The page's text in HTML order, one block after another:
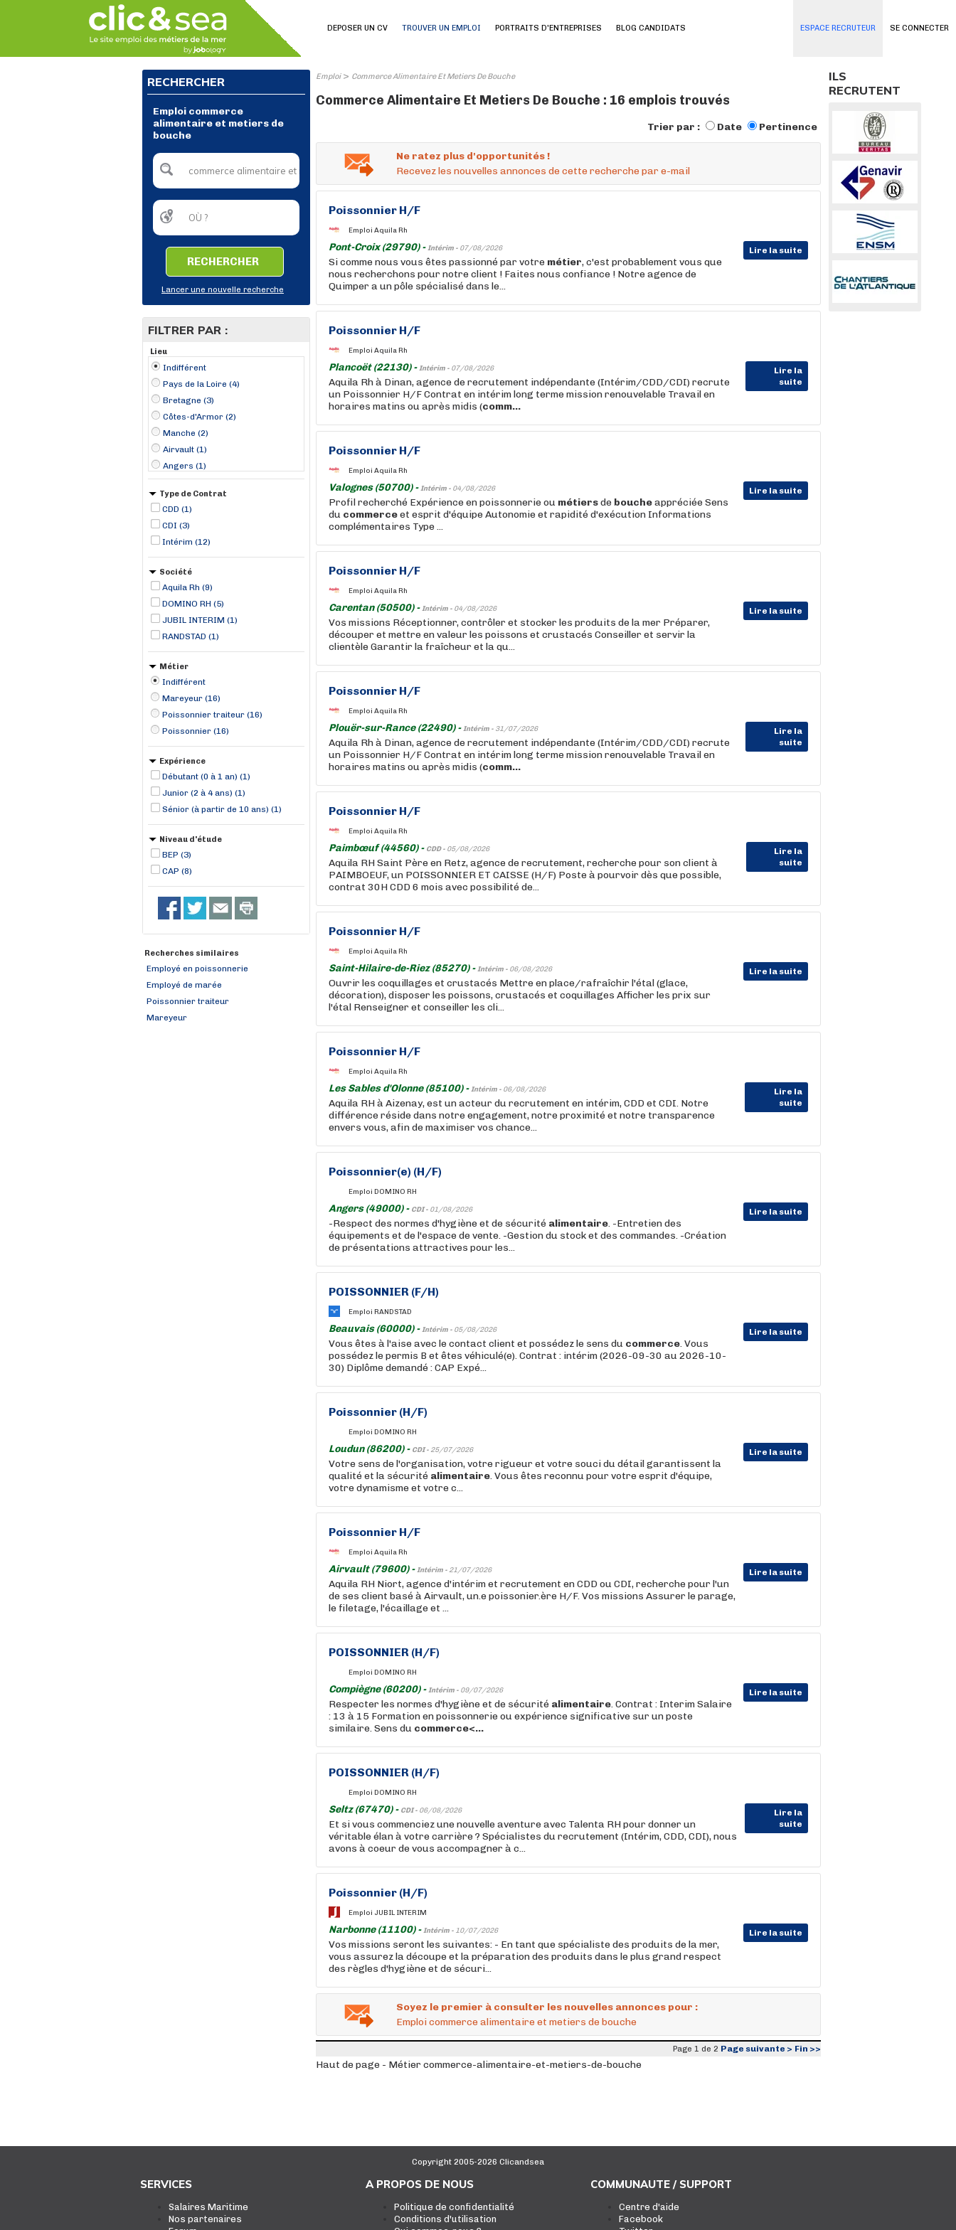
SE CONNECTER
DEPOSER UN CV TROUVER UN EMPLOI PORTRAITS D'ENTREPRISES BLOG CANDIDATS ESPACE RECRUTEUR
RECHERCHER
Emploi commerce
alimentaire et metiers de
bouche
RECHERCHER
Lancer une nouvelle recherche
FILTRER PAR :
Lieu
Indifférent
Pays de la Loire (4)
Bretagne (3)
Côtes-d'Armor (2)
Manche (2)
Airvault (1)
Angers (1)
Beauvais (1)
Carentan (1)
Compiègne (1)
Les Sables d'Olonne (1)
Loudun (1)
Type de Contrat
CDD (1)
CDI (3)
Intérim (12)
Société
Aquila Rh (9)
DOMINO RH (5)
JUBIL INTERIM (1)
RANDSTAD (1)
Métier
Indifférent
Mareyeur (16)
Poissonnier traiteur (16)
Poissonnier (16)
Expérience
Débutant (0 à 1 an) (1)
Junior (2 à 4 ans) (1)
Sénior (à partir de 10 ans) (1)
Niveau d'étude
BEP (3)
CAP (8)
Recherches similaires
Employé en poissonnerie
Employé de marée
Poissonnier traiteur
Mareyeur
Emploi> Commerce Alimentaire Et Metiers De Bouche
Commerce Alimentaire Et Metiers De Bouche : 16 emplois trouvés
Trier par : Date Pertinence
Ne ratez plus d'opportunités !
Recevez les nouvelles annonces de cette recherche par e-mail
Poissonnier H/F
Emploi Aquila Rh
Pont-Croix (29790) -Intérim - 07/08/2026 Lire la suite
Si comme nous vous êtes passionné par votre métier, c'est probablement vous que
nous recherchons pour notre client ! Faites nous confiance ! Notre agence de
Quimper a un pôle spécialisé dans le...
Poissonnier H/F
Emploi Aquila Rh
Plancoët (22130) -Intérim - 07/08/2026
Lire la
suite
Aquila Rh à Dinan, agence de recrutement indépendante (Intérim/CDD/CDI) recrute
un Poissonnier H/F Contrat en intérim long terme mission renouvelable Travail en
horaires matins ou après midis (comm...
Poissonnier H/F
Emploi Aquila Rh
Valognes (50700) -Intérim - 04/08/2026 Lire la suite
Profil recherché Expérience en poissonnerie ou métiersde boucheappréciée Sens
du commerceet esprit d'équipe Autonomie et rapidité d'exécution Informations
complémentaires Type ...
Poissonnier H/F
Emploi Aquila Rh
Carentan (50500) -Intérim - 04/08/2026 Lire la suite
Vos missions Réceptionner, contrôler et stocker les produits de la mer Préparer,
découper et mettre en valeur les poissons et crustacés Conseiller et servir la
clientèle Garantir la fraîcheur et la qu...
Poissonnier H/F
Emploi Aquila Rh
Plouër-sur-Rance (22490) -Intérim - 31/07/2026
Lire la
suite
Aquila Rh à Dinan, agence de recrutement indépendante (Intérim/CDD/CDI) recrute
un Poissonnier H/F Contrat en intérim long terme mission renouvelable Travail en
horaires matins ou après midis (comm...
Poissonnier H/F
Emploi Aquila Rh
Paimbœuf (44560) - CDD - 05/08/2026
Lire la
suite
Aquila RH Saint Père en Retz, agence de recrutement, recherche pour son client à
PAIMBOEUF, un POISSONNIER ET CAISSE (H/F) Poste à pourvoir dès que possible,
contrat 30H CDD 6 mois avec possibilité de...
Poissonnier H/F
Emploi Aquila Rh
Saint-Hilaire-de-Riez (85270) -Intérim - 06/08/2026 Lire la suite
Ouvrir les coquillages et crustacés Mettre en place/rafraîchir l'étal (glace,
décoration), disposer les poissons, crustacés et coquillages Afficher les prix sur
l'étal Renseigner et conseiller les cli...
Poissonnier H/F
Emploi Aquila Rh
Les Sables d'Olonne (85100) -Intérim - 06/08/2026
Lire la
suite
Aquila RH à Aizenay, est un acteur du recrutement en intérim, CDD et CDI. Notre
différence réside dans notre engagement, notre proximité et notre transparence
envers vous, afin de maximiser vos chance...
Poissonnier(e) (H/F)
Emploi DOMINO RH
Angers (49000) - CDI - 01/08/2026 Lire la suite
-Respect des normes d'hygiène et de sécurité alimentaire. -Entretien des
équipements et de l'espace de vente. -Gestion du stock et des commandes. -Création
de présentations attractives pour les...
POISSONNIER (F/H)
Emploi RANDSTAD
Beauvais (60000) -Intérim - 05/08/2026 Lire la suite
Vous êtes à l'aise avec le contact client et possédez le sens du commerce. Vous
possédez le permis B et êtes véhiculé(e). Contrat : intérim (2026-09-30 au 2026-10-
30) Diplôme demandé : CAP Expé...
Poissonnier (H/F)
Emploi DOMINO RH
Loudun (86200) - CDI - 25/07/2026 Lire la suite
Votre sens de l'organisation, votre rigueur et votre souci du détail garantissent la
qualité et la sécurité alimentaire. Vous êtes reconnu pour votre esprit d'équipe,
votre dynamisme et votre c...
Poissonnier H/F
Emploi Aquila Rh
Airvault (79600) -Intérim - 21/07/2026 Lire la suite
Aquila RH Niort, agence d'intérim et recrutement en CDD ou CDI, recherche pour l'un
de ses client basé à Airvault, un.e poissonier.ère H/F. Vos missions Assurer le parage,
le filetage, l'écaillage et ...
POISSONNIER (H/F)
Emploi DOMINO RH
Compiègne (60200) -Intérim - 09/07/2026 Lire la suite
Respecter les normes d'hygiène et de sécurité alimentaire. Contrat : Interim Salaire
: 13 à 15 Formation en poissonnerie ou expérience significative sur un poste
similaire. Sens du commerce<...
POISSONNIER (H/F)
Emploi DOMINO RH
Seltz (67470) - CDI - 06/08/2026
Lire la
suite
Et si vous commenciez une nouvelle aventure avec Talenta RH pour donner un
véritable élan à votre carrière ? Spécialistes du recrutement (Intérim, CDD, CDI), nous
avons à coeur de vous accompagner à c...
Poissonnier (H/F)
Emploi JUBIL INTERIM
Narbonne (11100) -Intérim - 10/07/2026 Lire la suite
Vos missions seront les suivantes: - En tant que spécialiste des produits de la mer,
vous assurez la découpe et la préparation des produits dans le plus grand respect
des règles d'hygiène et de sécuri...
Soyez le premier à consulter les nouvelles annonces pour :
Emploi commerce alimentaire et metiers de bouche
Page 1 de 2 Page suivante > Fin >>
Haut de page - Métier commerce-alimentaire-et-metiers-de-bouche
ILS
RECRUTENT
Copyright 2005-2026 Clicandsea
SERVICES
Salaires Maritime
Nos partenaires
A PROPOS DE NOUS
Politique de confidentialité
Conditions d'utilisation
COMMUNAUTE / SUPPORT
Centre d'aide
Facebook